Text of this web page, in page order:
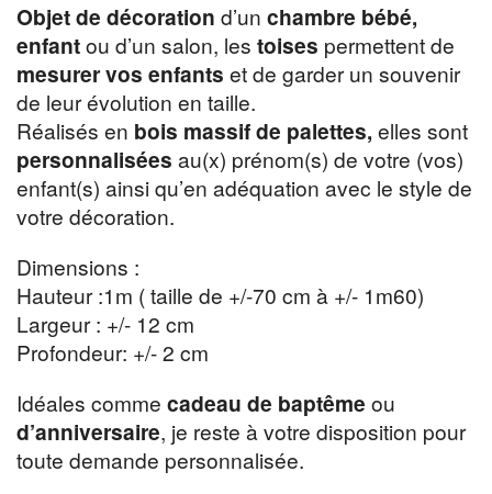
Objet de décoration d’un chambre bébé,
enfantou d’un salon, les toises permettent de
mesurer vos enfants et de garder un souvenir
de leur évolution en taille.
Réalisés en bois massif de palettes, elles sont
personnalisées au(x) prénom(s) de votre (vos)
enfant(s) ainsi qu’en adéquation avec le style de
votre décoration.
Dimensions :
Hauteur :1m ( taille de +/-70 cm à +/- 1m60)
Largeur : +/- 12 cm
Profondeur: +/- 2 cm
Idéales comme cadeau de baptême ou
d’anniversaire, je reste à votre disposition pour
toute demande personnalisée.